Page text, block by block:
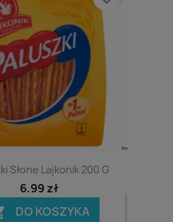
Podgląd
Słone Lajkonik 200 G
6,99 zł
DO KOSZYKA